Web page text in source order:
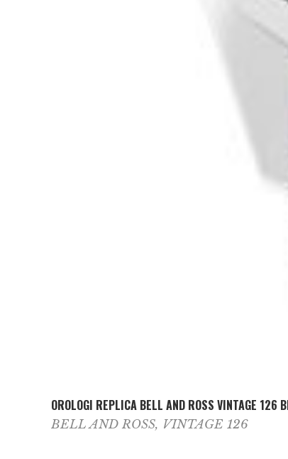
OROLOGI REPLICA BELL AND ROSS VINTAGE
BELL AND ROSS, VINTAGE 126